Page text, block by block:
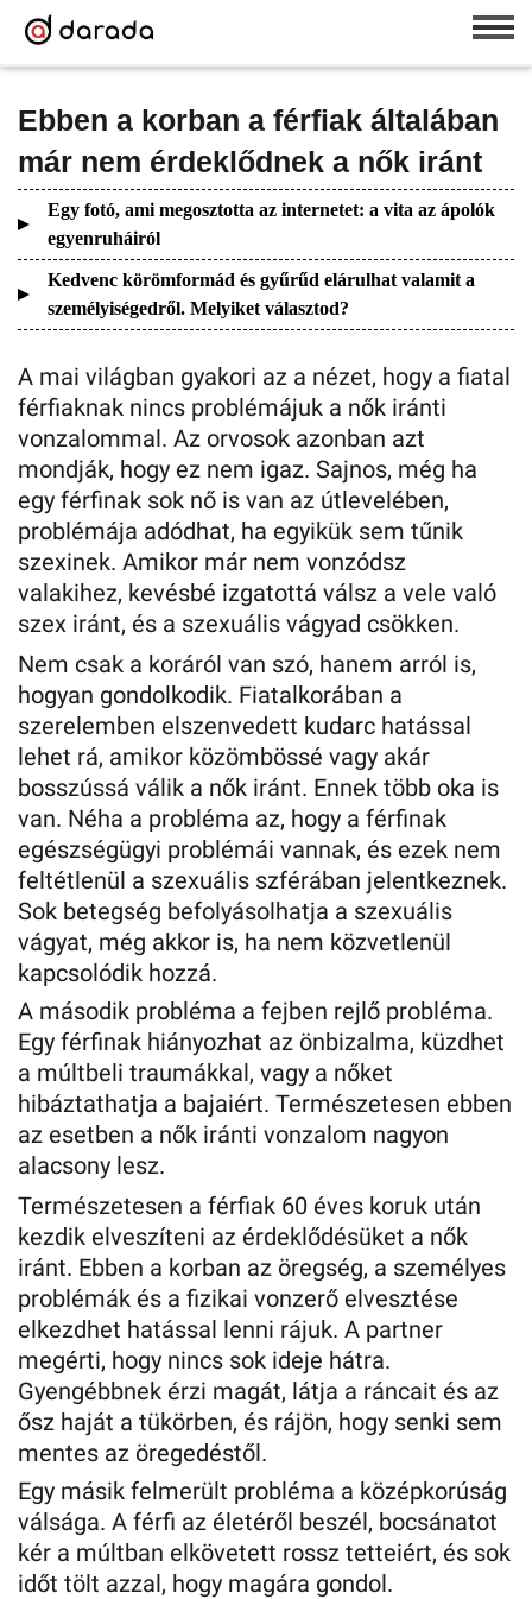
Ebben a korban a férfiak általában
már nem érdeklődnek a nők iránt
Egy fotó, ami megosztotta az internetet: a vita az ápolók
egyenruháiról
Kedvenc körömformád és gyűrűd elárulhat valamit a
személyiségedről. Melyiket választod?
A mai világban gyakori az a nézet, hogy a fiatal
férfiaknak nincs problémájuk a nők iránti
vonzalommal. Az orvosok azonban azt
mondják, hogy ez nem igaz. Sajnos, még ha
egy férfinak sok nő is van az útlevelében,
problémája adódhat, ha egyikük sem tűnik
szexinek. Amikor már nem vonzódsz
valakihez, kevésbé izgatottá válsz a vele való
szex iránt, és a szexuális vágyad csökken.
Nem csak a koráról van szó, hanem arról is,
hogyan gondolkodik. Fiatalkorában a
szerelemben elszenvedett kudarc hatással
lehet rá, amikor közömbössé vagy akár
bosszússá válik a nők iránt. Ennek több oka is
van. Néha a probléma az, hogy a férfinak
egészségügyi problémái vannak, és ezek nem
feltétlenül a szexuális szférában jelentkeznek.
Sok betegség befolyásolhatja a szexuális
vágyat, még akkor is, ha nem közvetlenül
kapcsolódik hozzá.
A második probléma a fejben rejlő probléma.
Egy férfinak hiányozhat az önbizalma, küzdhet
a múltbeli traumákkal, vagy a nőket
hibáztathatja a bajaiért. Természetesen ebben
az esetben a nők iránti vonzalom nagyon
alacsony lesz.
Természetesen a férfiak 60 éves koruk után
kezdik elveszíteni az érdeklődésüket a nők
iránt. Ebben a korban az öregség, a személyes
problémák és a fizikai vonzerő elvesztése
elkezdhet hatással lenni rájuk. A partner
megérti, hogy nincs sok ideje hátra.
Gyengébbnek érzi magát, látja a ráncait és az
ősz haját a tükörben, és rájön, hogy senki sem
mentes az öregedéstől.
Egy másik felmerült probléma a középkorúság
válsága. A férfi az életéről beszél, bocsánatot
kér a múltban elkövetett rossz tetteiért, és sok
időt tölt azzal, hogy magára gondol.